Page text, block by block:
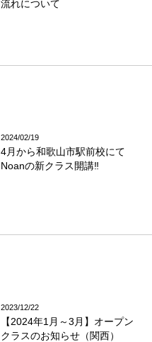
流れについて
2024/02/19
4月から和歌山市駅前校にて
Noanの新クラス開講‼
2023/12/22
【2024年1月～3月】オープン
クラスのお知らせ（関西）